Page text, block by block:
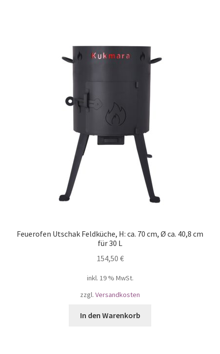
Feuerofen Utschak Feldküche, H: ca. 70 cm, Ø ca. 40,8 cm
für 30 L
154,50 €
inkl. 19 % MwSt.
zzgl. Versandkosten
In den Warenkorb